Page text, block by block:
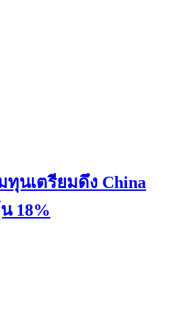
ทุนเตรียมดึง China
18%